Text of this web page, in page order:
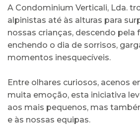
A Condominium Verticali, Lda.
alpinistas até às alturas para
nossas crianças, descendo pela
enchendo o dia de sorrisos,
momentos inesquecíveis.
Entre olhares curiosos, acenos
muita emoção, esta iniciativa
aos mais pequenos, mas
e às nossas equipas.